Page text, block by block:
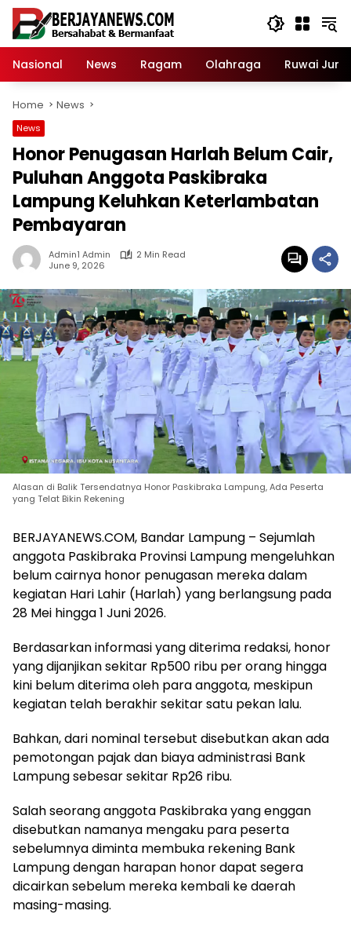
Skip
content
Nasional
News Ragam Olahraga Ruwai Jurai
Home News
News
Honor Penugasan Harlah Belum Cair,
Puluhan Anggota Paskibraka
Lampung Keluhkan Keterlambatan
Pembayaran
Admin1 Admin
2 Min Read
June 9, 2026
Alasan di Balik Tersendatnya Honor Paskibraka Lampung, Ada Peserta
yang Telat Bikin Rekening
BERJAYANEWS.COM, Bandar Lampung – Sejumlah
anggota Paskibraka Provinsi Lampung mengeluhkan
belum cairnya honor penugasan mereka dalam
kegiatan Hari Lahir (Harlah) yang berlangsung pada
28 Mei hingga 1 Juni 2026.
Berdasarkan informasi yang diterima redaksi, honor
yang dijanjikan sekitar Rp500 ribu per orang hingga
kini belum diterima oleh para anggota, meskipun
kegiatan telah berakhir sekitar satu pekan lalu.
Bahkan, dari nominal tersebut disebutkan akan ada
pemotongan pajak dan biaya administrasi Bank
Lampung sebesar sekitar Rp26 ribu.
Salah seorang anggota Paskibraka yang enggan
disebutkan namanya mengaku para peserta
sebelumnya diminta membuka rekening Bank
Lampung dengan harapan honor dapat segera
dicairkan sebelum mereka kembali ke daerah
masing-masing.